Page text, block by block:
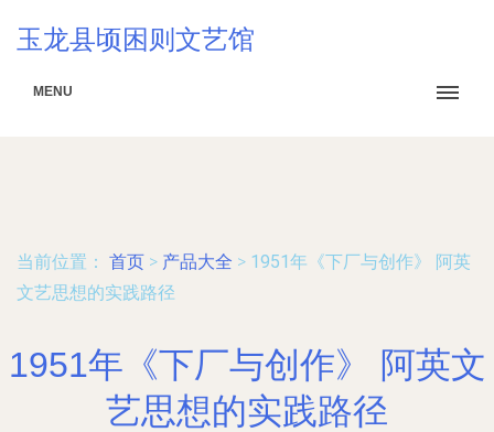
玉龙县顷困则文艺馆
MENU
当前位置： 首页 > 产品大全 > 1951年《下厂与创作》 阿英
文艺思想的实践路径
1951年《下厂与创作》 阿英文
艺思想的实践路径